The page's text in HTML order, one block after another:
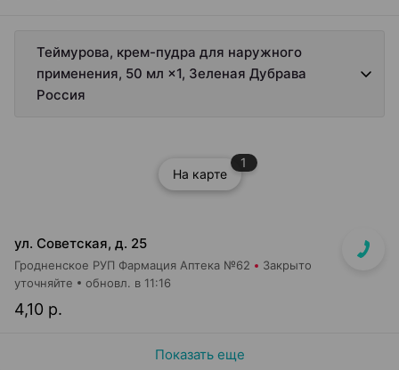
Теймурова, крем-пудра для наружного
применения, 50 мл ×1, Зеленая Дубрава
Россия
На карте
1
ул. Советская, д. 25
Гродненское РУП Фармация Аптека №62 Закрыто
4,10 р.
уточняйте обновл. в 11:16
Показать еще